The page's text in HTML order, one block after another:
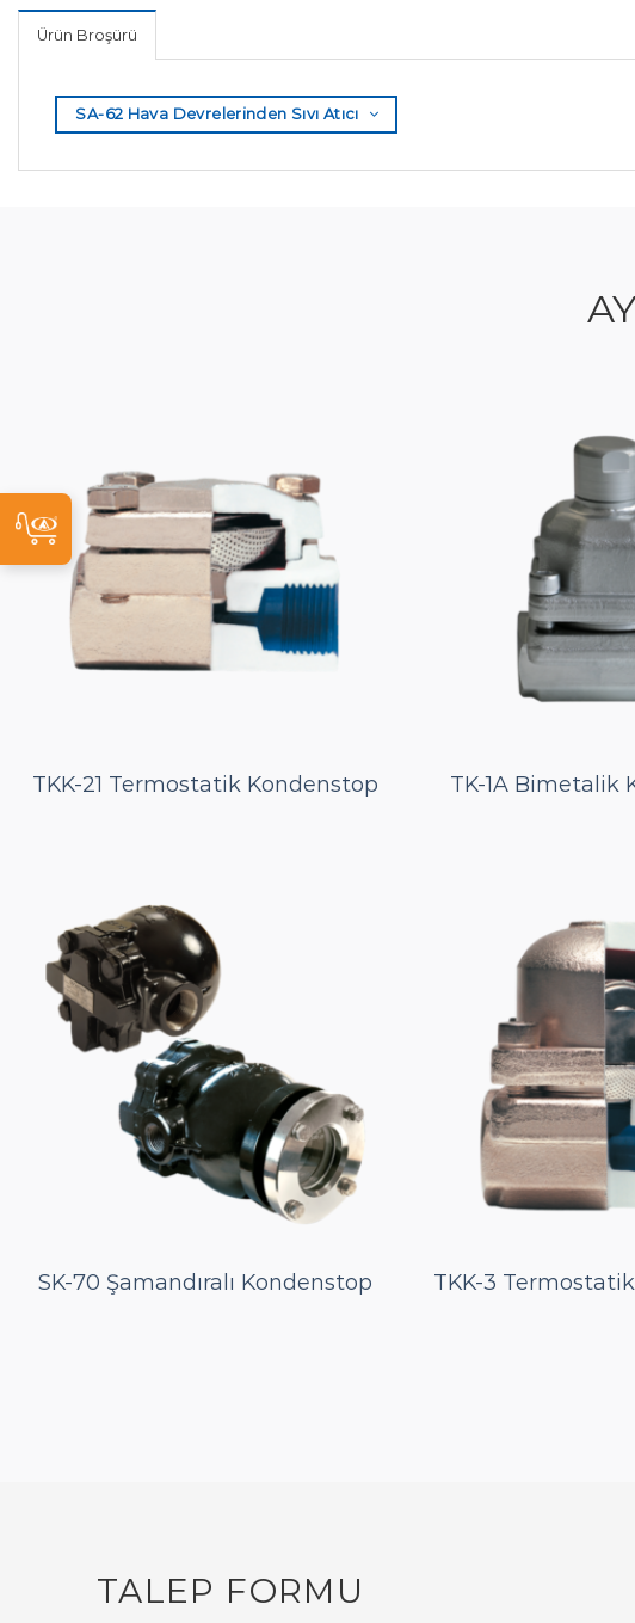
Ürün Broşürü
SA-62 Hava Devrelerinden Sıvı Atıcı
TKK-21 Termostatik Kondenstop TK-1A Bimetalik
SK-70 Şamandıralı Kondenstop TKK-3
TALEP FORMU